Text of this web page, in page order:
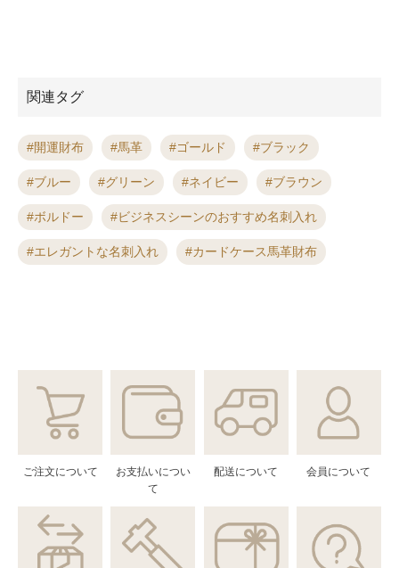
関連タグ
開運財布 馬革 ゴールド ブラック
ブルー グリーン ネイビー ブラウン
ボルドー ビジネスシーンのおすすめ名刺入れ
エレガントな名刺入れ カードケース馬革財布
ご注文について
お支払いについ
て
配送について 会員について